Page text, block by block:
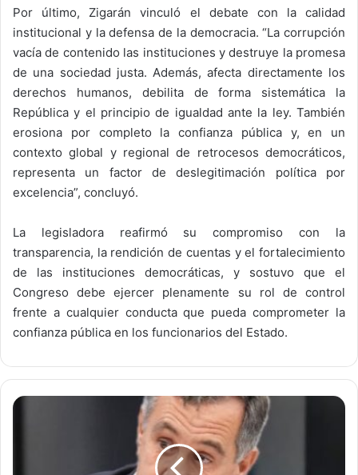
Por último, Zigarán vinculó el debate con la calidad
institucional y la defensa de la democracia. “La corrupción
vacía de contenido las instituciones y destruye la promesa
de una sociedad justa. Además, afecta directamente los
derechos humanos, debilita de forma sistemática la
República y el principio de igualdad ante la ley. También
erosiona por completo la confianza pública y, en un
contexto global y regional de retrocesos democráticos,
representa un factor de deslegitimación política por
excelencia”, concluyó.
La legisladora reafirmó su compromiso con la
transparencia, la rendición de cuentas y el fortalecimiento
de las instituciones democráticas, y sostuvo que el
Congreso debe ejercer plenamente su rol de control
frente a cualquier conducta que pueda comprometer la
confianza pública en los funcionarios del Estado.
A